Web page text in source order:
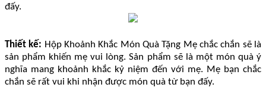
đấy.
Thiết kế: Hộp Khoảnh Khắc Món Quà Tặng Mẹ chắc chắn sẽ là
sản phẩm khiến mẹ vui lòng. Sản phẩm sẽ là một món quà ý
nghĩa mang khoảnh khắc kỷ niệm đến với mẹ. Mẹ bạn chắc
chắn sẽ rất vui khi nhận được món quà từ bạn đấy.